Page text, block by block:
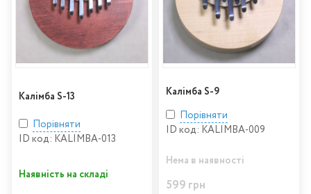
Калімба S-13
Порівняти
ID код: KALIMBA-013
Наявність на складі
Калімба S-9
Порівняти
ID код: KALIMBA-009
Нема в наявності
599 грн